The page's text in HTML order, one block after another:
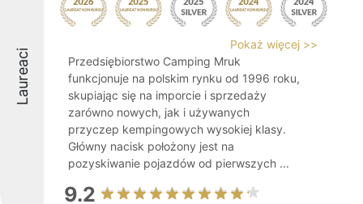
Laureaci
Pokaż więcej >>
Przedsiębiorstwo Camping Mruk
funkcjonuje na polskim rynku od 1996 roku,
skupiając się na imporcie i sprzedaży
zarówno nowych, jak i używanych
przyczep kempingowych wysokiej klasy.
Główny nacisk położony jest na
pozyskiwanie pojazdów od pierwszych ...
9.2